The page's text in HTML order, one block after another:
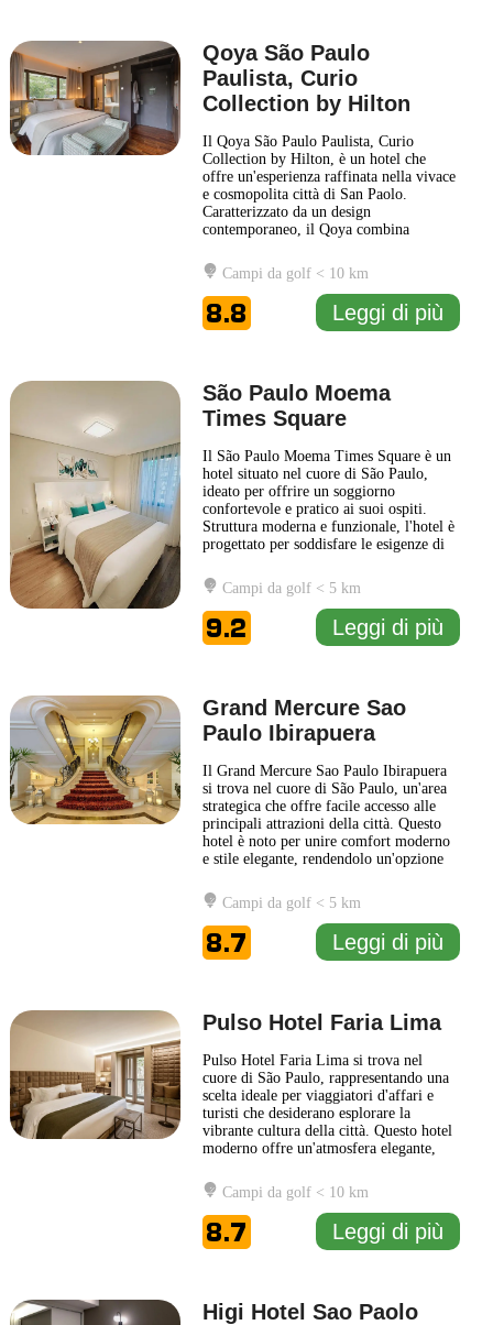
Qoya São Paulo
Paulista, Curio
Collection by Hilton
Il Qoya São Paulo Paulista, Curio
Collection by Hilton, è un hotel che
offre un'esperienza raffinata nella vivace
e cosmopolita città di San Paolo.
Caratterizzato da un design
contemporaneo, il Qoya combina
richiamano la cultura locale, creando
un'atmosfera accogliente e distintiva. Gli
ospiti possono godere di una varietà di
servizi pensati per il benessere e la
comodità,
... Leggi di più
Campi da golf < 10 km
8.8 Leggi di più
São Paulo Moema
Times Square
Il São Paulo Moema Times Square è un
hotel situato nel cuore di São Paulo,
ideato per offrire un soggiorno
confortevole e pratico ai suoi ospiti.
Struttura moderna e funzionale, l'hotel è
progettato per soddisfare le esigenze di
ambienti sono caratterizzati da un design
sobrio e accogliente, permettendo ai
visitatori di sentirsi a proprio agio fin
dal loro
... Leggi di più
Campi da golf < 5 km
9.2 Leggi di più
Grand Mercure Sao
Paulo Ibirapuera
Il Grand Mercure Sao Paulo Ibirapuera
si trova nel cuore di São Paulo, un'area
strategica che offre facile accesso alle
principali attrazioni della città. Questo
hotel è noto per unire comfort moderno
e stile elegante, rendendolo un'opzione
soggiorno rilassante e pratico. Il design
degli interni è caratterizzato da
un’elegante combinazione di elementi
contemporanei
... Leggi di più
Campi da golf < 5 km
8.7 Leggi di più
Pulso Hotel Faria Lima
Pulso Hotel Faria Lima si trova nel
cuore di São Paulo, rappresentando una
scelta ideale per viaggiatori d'affari e
turisti che desiderano esplorare la
vibrante cultura della città. Questo hotel
moderno offre un'atmosfera elegante,
equilibrio tra comfort e stile
contemporaneo. Le camere sono dotate
di tutti i comfort necessari per garantire
un soggiorno piacevole,... Leggi di più
Campi da golf < 10 km
8.7 Leggi di più
Higi Hotel Sao Paolo